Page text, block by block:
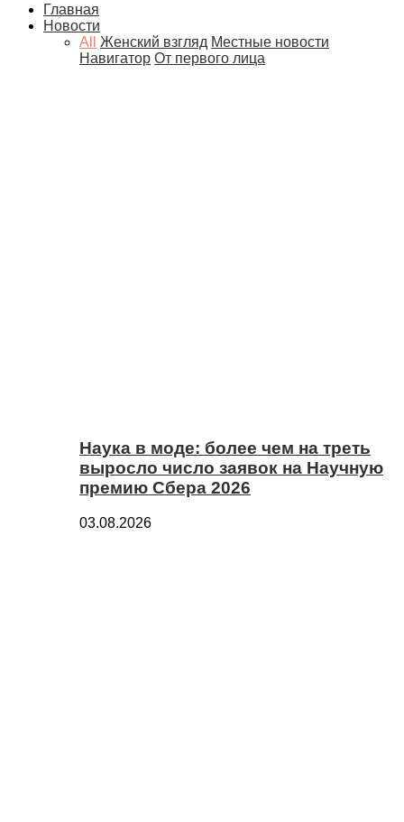
Главная
Новости
All
Женский взгляд Местные новости
Навигатор От первого лица
Наука в моде: более чем на треть
выросло число заявок на Научную
премию Сбера 2026
03.08.2026